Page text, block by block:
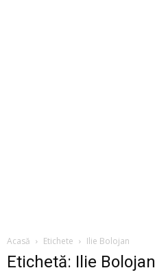
Acasă Etichete Ilie Bolojan
Etichetă: Ilie Bolojan